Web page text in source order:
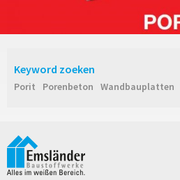
Keyword zoeken
Porit Porenbeton Wandbauplatten